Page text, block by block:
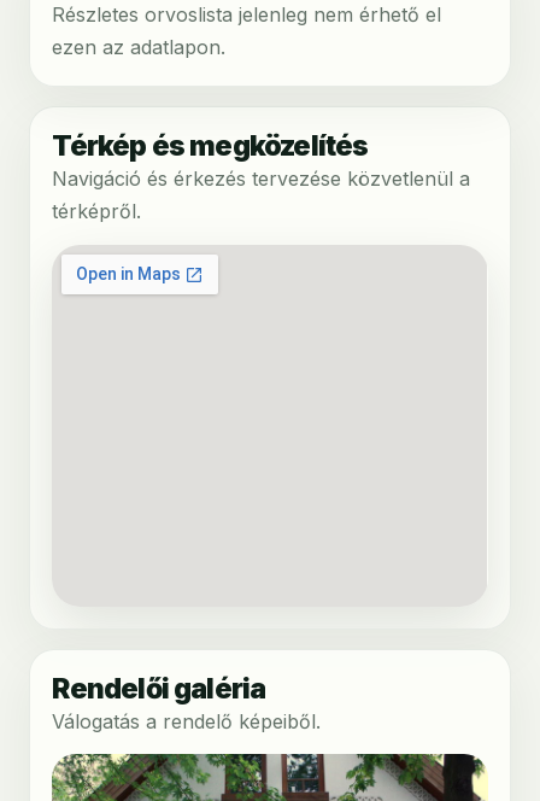
Részletes orvoslista jelenleg nem érhető el
ezen az adatlapon.
Térkép és megközelítés
Navigáció és érkezés tervezése közvetlenül a
térképről.
Rendelői galéria
Válogatás a rendelő képeiből.